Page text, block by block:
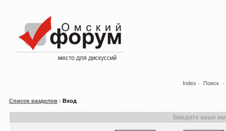
Index Поиск
Список разделов Вход
Введите ваше